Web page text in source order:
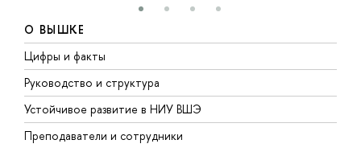
О ВЫШКЕ
Цифры и факты
Руководство и структура
Устойчивое развитие в НИУ ВШЭ
Преподаватели и сотрудники